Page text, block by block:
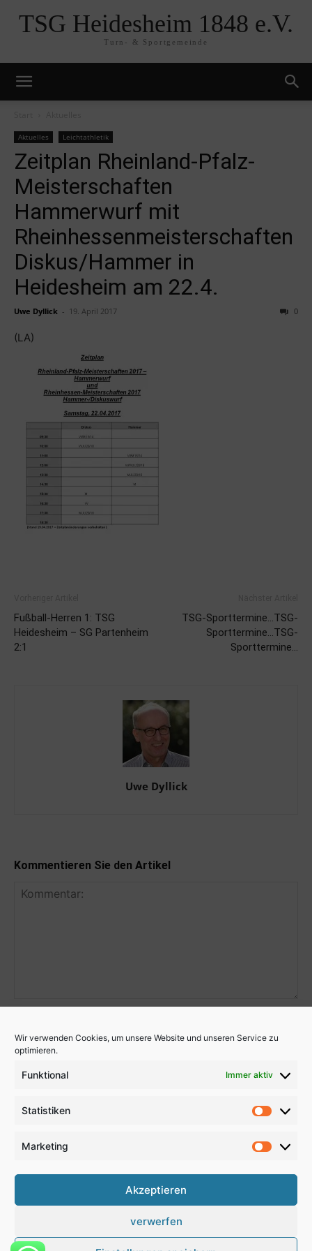
Wir verwenden Cookies, um unsere Website und unseren Service zu
optimieren.
Funktional Immer aktiv
Statistiken
Marketing
Akzeptieren
verwerfen
TSG Heidesheim 1848 e.V.
Turn- & Sportgemeinde
Aktuelles Leichtathletik
Zeitplan Rheinland-Pfalz-
Meisterschaften
Hammerwurf mit
Rheinhessenmeisterschaften
Diskus/Hammer in
Heidesheim am 22.4.
Uwe Dyllick - 19. April 2017 0
(LA)
Fußball-Herren 1: TSG
Heidesheim – SG Partenheim
2:1
TSG-Sporttermine…TSG-
Sporttermine…TSG-
Sporttermine…
Uwe Dyllick
Kommentieren Sie den Artikel